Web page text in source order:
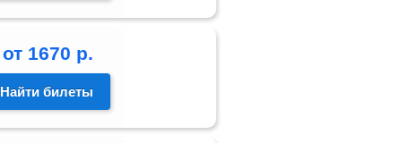
от 1670 р.
Найти билеты